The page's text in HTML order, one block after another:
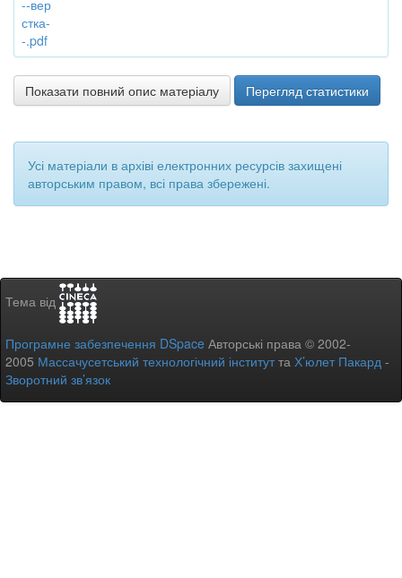
--вер
стка-
-.pdf
Показати повний опис матеріалу Перегляд статистики
Усі матеріали в архіві електронних ресурсів захищені
авторським правом, всі права збережені.
Тема від
Програмне забезпечення DSpace Авторські права © 2002-
2005 Массачусетський технологічний інститутта Х’юлет Пакард -
Зворотний зв’язок